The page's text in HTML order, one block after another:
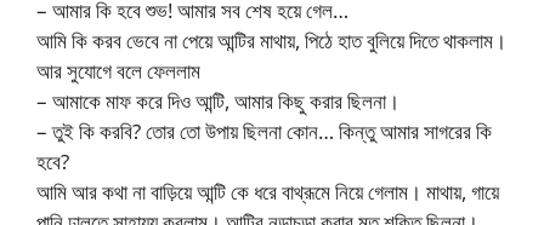
– আমার কি হবে শুভ! আমার সব শেষ হয়ে গেল…
আমি কি করব ভেবে না পেয়ে আন্টির মাথায়, পিঠে হাত বুলিয়ে দিতে থাকলাম।
আর সুযোগে বলে ফেললাম
– আমাকে মাফ করে দিও আন্টি, আমার কিছু করার ছিলনা।
– তুই কি করবি? তোর তো উপায় ছিলনা কোন… কিন্তু আমার সাগরের কি
হবে?
আমি আর কথা না বাড়িয়ে আন্টি কে ধরে বাথ্রূমে নিয়ে গেলাম। মাথায়, গায়ে